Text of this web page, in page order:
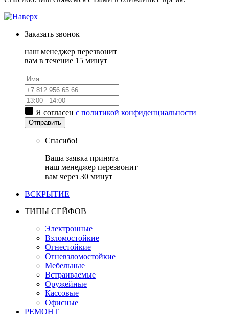
Заказать звонок
наш менеджер перезвонит
вам в течение 15 минут
Я согласен с политикой конфиденциальности
Отправить
Спасибо!
Ваша заявка принята
наш менеджер перезвонит
вам через 30 минут
ВСКРЫТИЕ
ТИПЫ СЕЙФОВ
Электронные
Взломостойкие
Огнестойкие
Огневзломостойкие
Мебельные
Встраиваемые
Оружейные
Кассовые
Офисные
РЕМОНТ